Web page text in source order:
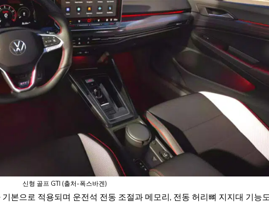
신형 골프 GTI (출처-폭스바겐)
본으로 적용되며 운전석 전동 조절과 메모리, 전동 허리뼈 지지대 기능